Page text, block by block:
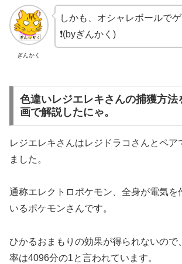
ぎんかく
しかも、オシャレボールで
❗️(byぎんかく)
色違いレジエレキさんの捕獲方法
画で解説したにゃ。
レジエレキさんはレジドラコさんとペア
ました。
通称エレクトロポケモン、全身が電気を
いるポケモンさんです。
ひかるおまもりの効果が得られないので
率は4096分の1と言われています。